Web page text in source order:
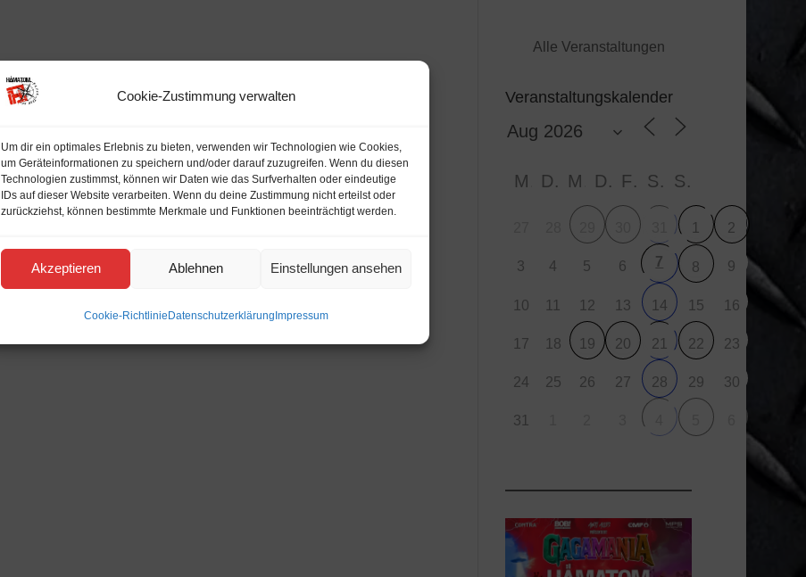
Cookie-Zustimmung verwalten
Um dir ein optimales Erlebnis zu bieten, verwenden wir Technologien wie Cookies,
um Geräteinformationen zu speichern und/oder darauf zuzugreifen. Wenn du diesen
Technologien zustimmst, können wir Daten wie das Surfverhalten oder eindeutige
IDs auf dieser Website verarbeiten. Wenn du deine Zustimmung nicht erteilst oder
zurückziehst, können bestimmte Merkmale und Funktionen beeinträchtigt werden.
Akzeptieren Ablehnen Einstellungen ansehen
Cookie-RichtlinieDatenschutzerklärungImpressum
Alle Veranstaltungen
Veranstaltungskalender
M D M D F S S
1 2
3 4 5 6 7 8 9
10 11 12 13 14 15 16
17 18 19 20 21 22 23
24 25 26 27 28 29 30
31